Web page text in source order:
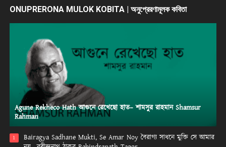
ONUPRERONA MULOK KOBITA | অনুপ্রেরণামূলক কবিতা
Agune Rekheco Hath আগুনে রেখেছো হাত– শামসুর রাহমান Shamsur
Rahman
1
Bairagya Sadhane Mukti, Se Amar Noy বৈরাগ্য সাধনে মুক্তি সে আমার